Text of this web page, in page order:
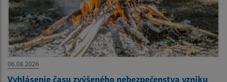
06.08.2026
Vyhlásenie času zvýšeného nebezpečenstva vzniku